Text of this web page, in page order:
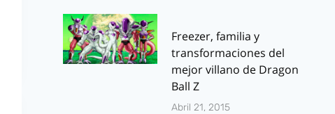
Freezer, familia y
transformaciones del
mejor villano de Dragon
Ball Z
Abril 21, 2015